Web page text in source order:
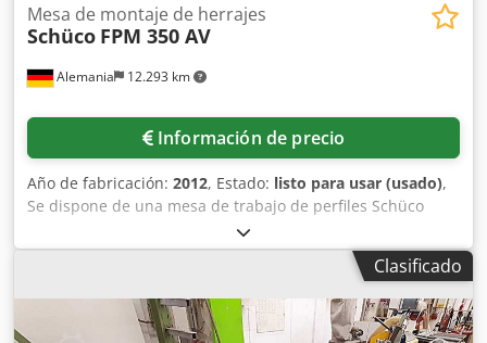
Alemania 12.293 km
Mesa de montaje de herrajes
Schüco FPM 350 AV
Información de precio
Año de fabricación: 2012, Estado: listo para usar (usado),
Se dispone de una mesa de trabajo de perfiles Schüco
para el montaje de herrajes de hojas. Capacidad de
montaje: aprox. 6-8 hojas/día, herrajes: Schüco AvanTec,
presión mínima: 0,7 MPa, caudal máximo de aire: 20 l/min,
peso de la máquina: aprox. 1200 kg. Es posible la
inspección in situ. Dsdpfswwlk Nox Ad Neck
Clasificado